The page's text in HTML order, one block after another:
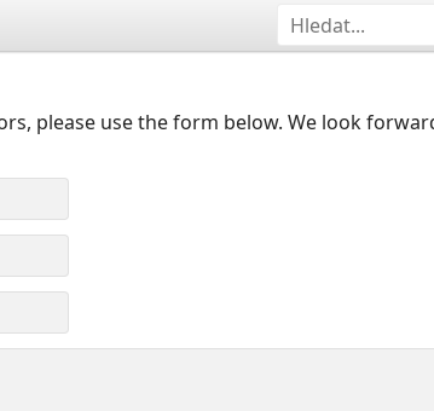
please use the form below. We look